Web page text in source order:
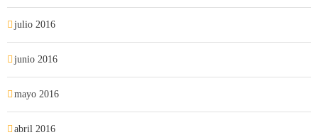
julio 2016
junio 2016
mayo 2016
abril 2016